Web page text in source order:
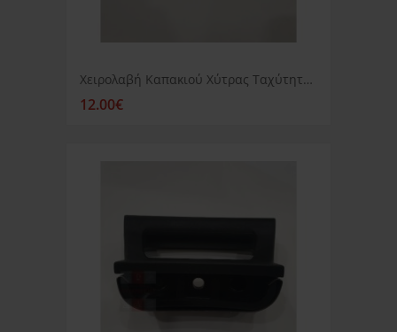
Χειρολαβή Καπακιού Χύτρας Ταχύτητος Izzy Family
12.00€